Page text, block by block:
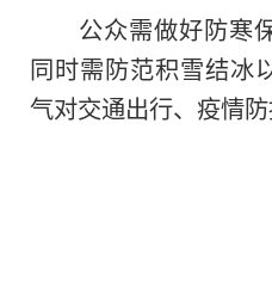
公众需做好防寒
同时需防范积雪结冰
气对交通出行、疫情防